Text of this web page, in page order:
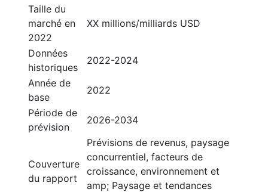
Taille du
marché en
2022
XX millions/milliards USD
Données
historiques
2022-2024
Année de
base
2022
Période de
prévision
2026-2034
Couverture
du rapport
Prévisions de revenus, paysage
concurrentiel, facteurs de
croissance, environnement et
amp; Paysage et tendances